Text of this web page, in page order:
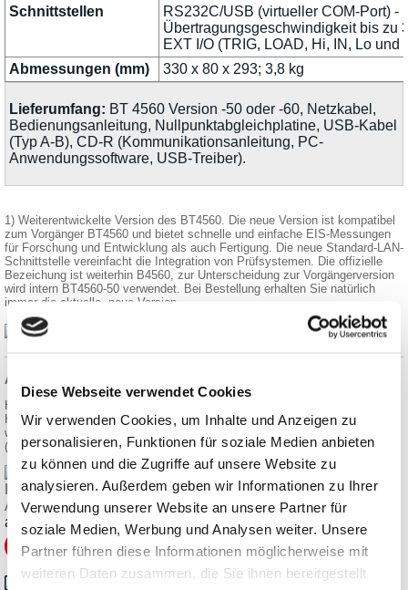
Diese Webseite verwendet Cookies
Wir verwenden Cookies, um Inhalte und Anzeigen zu
personalisieren, Funktionen für soziale Medien anbieten
zu können und die Zugriffe auf unsere Website zu
analysieren. Außerdem geben wir Informationen zu Ihrer
Verwendung unserer Website an unsere Partner für
soziale Medien, Werbung und Analysen weiter. Unsere
Partner führen diese Informationen möglicherweise mit
weiteren Daten zusammen, die Sie ihnen bereitgestellt
Schnittstellen
RS232C/USB (virtueller COM-Port)
Übertragungsgeschwindigkeit bis zu
EXT I/O (TRIG, LOAD, Hi, IN, Lo
Abmessungen (mm)
330 x 80 x 293; 3,8 kg
Lieferumfang: BT 4560 Version -50 oder -60, Netzkabel,
Bedienungsanleitung, Nullpunktabgleichplatine, USB-Kabel
(Typ A-B), CD-R (Kommunikationsanleitung, PC-
Anwendungssoftware, USB-Treiber).
1) Weiterentwickelte Version des BT4560. Die neue Version ist kompatibel
zum Vorgänger BT4560 und bietet schnelle und einfache EIS-Messungen
für Forschung und Entwicklung als auch Fertigung. Die neue Standard-LAN-
Schnittstelle vereinfacht die Integration von Prüfsystemen. Die offizielle
Bezeichung ist weiterhin B4560, zur Unterscheidung zur Vorgängerversion
wird intern BT4560-50 verwendet. Bei Bestellung erhalten Sie natürlich
immer die aktuelle, neue Version.
Angaben zur Produktsicherheit:
Hersteller:
HIOKI E.E. Corporation, 81 Koizumi Ueda, Nagano 386-1192/JPN
www.hioki.com
(EU-Niederlassung Deutschland)
HIOKI Tastköpfe für Batterietester, LCR- und Impedanz-
Analysatoren
ab
80,92